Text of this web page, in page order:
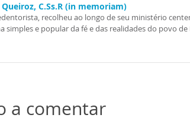
C.Ss.R (in memoriam)
recolheu ao longo de seu ministério
simples e popular da fé e das realidades do povo de
a comentar